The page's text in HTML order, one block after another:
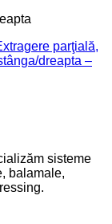
parţială,
dreapta –
sisteme
balamale,